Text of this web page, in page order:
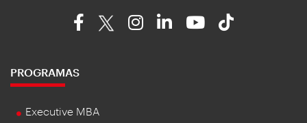
PROGRAMAS
Executive MBA